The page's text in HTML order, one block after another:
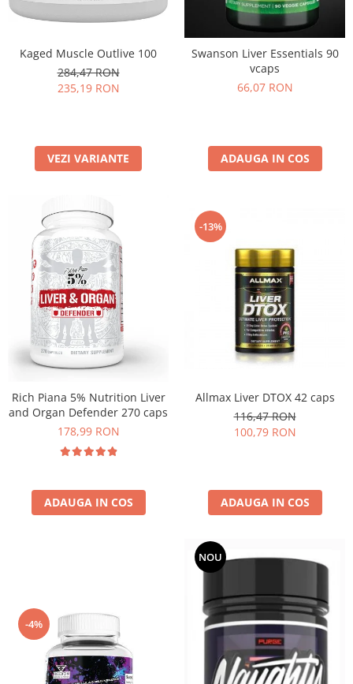
Kaged Muscle Outlive 100
284,47 RON
235,19 RON
VEZI VARIANTE
Swanson Liver Essentials 90
vcaps
66,07 RON
ADAUGA IN COS
Rich Piana 5% Nutrition Liver
and Organ Defender 270 caps
178,99 RON
ADAUGA IN COS
-13%
Allmax Liver DTOX 42 caps
116,47 RON
100,79 RON
ADAUGA IN COS
-4%
NOU